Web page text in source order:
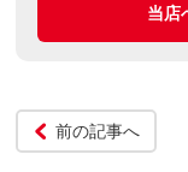
当店
前の記事へ